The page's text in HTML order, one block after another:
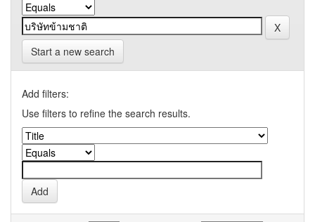
Start a new search
Add filters:
Use filters to refine the search results.